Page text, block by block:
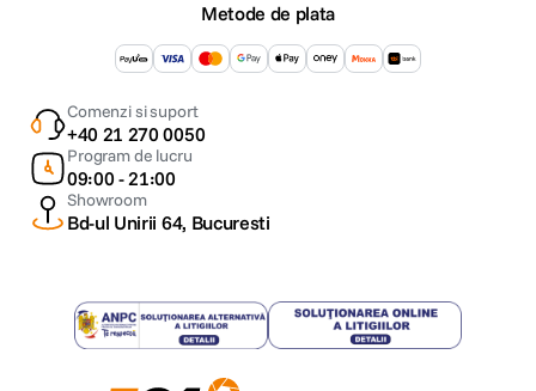
Metode de plata
Comenzi si suport
+40 21 270 0050
Program de lucru
09:00 - 21:00
Showroom
Bd-ul Unirii 64, Bucuresti